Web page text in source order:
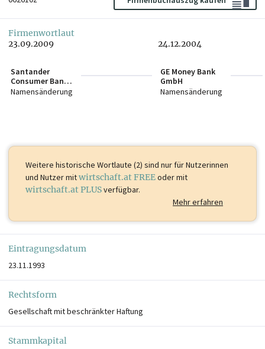
Firmenwortlaut
23.09.2009
Santander
Consumer Bank
GmbH
Namensänderung
24.12.2004
GE Money Bank
GmbH
Namensänderung
Weitere historische Wortlaute (2) sind nur für Nutzerinnen
und Nutzer mitwirtschaft.at FREEoder mit
wirtschaft.at PLUSverfügbar.
Mehr erfahren
Eintragungsdatum
23.11.1993
Rechtsform
Gesellschaft mit beschränkter Haftung
Stammkapital